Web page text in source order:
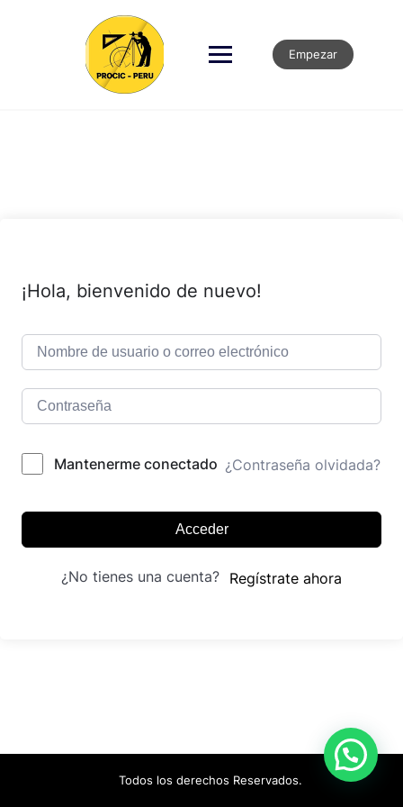
Empezar
¡Hola, bienvenido de nuevo!
Mantenerme conectado ¿Contraseña olvidada?
Acceder
¿No tienes una cuenta? Regístrate ahora
Todos los derechos Reservados.